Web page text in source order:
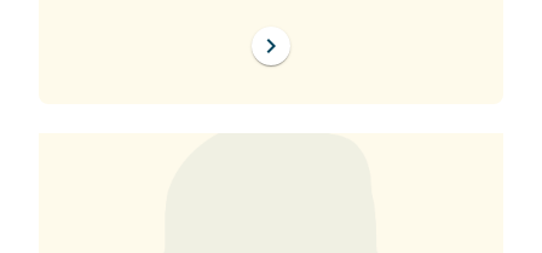
chevron_right